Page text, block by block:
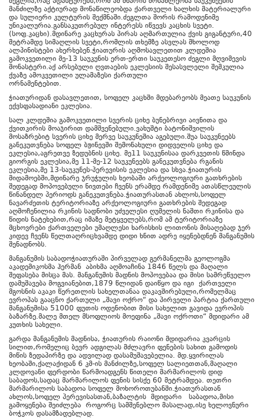
მანძილზე აქტიურად მონაწილეობდა ქართველი ხალხის მატერიალური
და სულიერი კულტურის შექმნაში.ძეგლთა შორის რამოდენიმე
უნიკალურია.განსაკუთრებულ ინტერესს იწვევს კაცხის სვეტი.
(სოფ.კაცხი).მდინარე კაცხურას პირას აღმართულია ქვის გიგანტური,40
მეტრამდე სიმაღლის სვეტი,რომლის თხემზე ასვლას მხოლოდ
ალპინისტები ახერხებენ.ჭიათურის აღმოსავლეთით კლდეშია
გამოკვეთილი მე-13 საუკუნის ერთ-ერთი საუკეთესო ძეგლი მღვიმევის
მონასტერი.აქ არსებული ღვთაების ეკლესიის შესასვლელი შემკულია
ქვაზე ამოკვეთილი ულამაზესი ქართული
ორნამენტებით.
ჭიათურიდან დასავლეთით, სოფელ კაცხში მდებარეობს მეათე საუკუნის
ექვსფასადიანი ეკლესია.
სალ კლდეშია გამოკვეთილი სვერის ციხე ბუნებრივი აივნითა და
ქვითკირის მოაჯირით დამშვენებული.ვახუშტი ბატონიშვილის
მოსაზრებიტ სვერის ციხე მერვე საუკუნეშია აგებული.შუა საუკუნეებს
განეკუთვნება სოფელ ბჟინევში შემონახული დიდველის ციხე და
ეკლესია,აგრეთვე ზედუბნის ციხე. მე11 საუკუნისაა დარკვეთის წმინდა
გიორგის ეკლესია,მე 11-მე-12 საუკუნეებს განეკუთვნება რგანის
ეკლესია,მე 13-საუკუნეს-პერევისის ეკლესია და სხვა.ჭიათურის
მიდამოებში,მდინარე ჯრუჭულის ხეობაში არქეოლოგიური გათხრების
შედეგად მოპოვებული ნივთები ჩვენს ერამდე რამდენიმე ათასწლეულის
წინანდელ პერიოდს განეკუთვნება.ჭიათურასთან ახლოს,სოფელ
ნავარძეთის ტერიტორიაზე არქეოლოგიური გათხრების შედეგად
აღმოჩენილია რკინის სადნობი უძველესი ღუმელის ნაშთი რკინისა და
წიდის ნატეხებით,რაც იმაზე მეტყველებს,რომ ამ ტერიტორიაზე
მცხოვრები ქართველები უმაღლესი ხარისხის ლითონის მისაღებად ჯერ
კიდევ ჩვენს წელთაღრიცხვამდე დიდი ხნით ადრე იყენებდნენ მანგანუმის
შენადნობს.
მანგანუმის საბადოჭიათურაში პირველად გერმანელმა გეოლოგმა
აკადემიკოსმა ჰერმან აბიხმა აღმოაჩინა 1846 წელს და მაღალი
შეფასება მისცა მას. მანგანუმის მადნის მოპოვებაა და მისი სამრეწველო
დამუშავება მოგვიანებით,1879 წლიდან დაიწყო და იგი ქართველი
მგოსნის აკაკი წერეთლის სახელთანაა დაკავშირებული,რომელმაც
ევროპას გააცნო ქართული „შავი ოქრო“ და პირველი პარტია ქართული
მანგანუმისა 51000 ფუთის ოდენობით მისი სახელით გავიდა ევროპის
ბაზარზე.მალე მთელ მსოფლიოს მოეფინა „შავი ოქროთი“ მდიდარი ამ
კუთხის სახელი.
გარდა მანგანუმის მადნისა, ჭიათურის რაიონი მდიდარია კვარცის
სილით,რომელიც ბევრ ადგილას მძლავრი ფენების სახით გამოდის
მიწის ზედაპირზე და ადვილად დასამუშავებელია. მდ.ყვირილას
ხეობაში,ქალაქიდან 6 კმ-ის მანძილზე,სოფელ სალიეთთან,მაღალი
კლდოვანი ფერდობი წარმოადგენს წითელი მარმარილოს დიდ
საბადოს,სადაც მარმარილოს ფენის სისქე 60 მეტრამდეა. თეთრი
მარმარილოს საბადოა სოფელ მოხოროთუბანში.ჭიათურასთან
ახლოს,სოფელ პერევისასთან,ბაზალტის მდიდარი საბადოა,მისი
გამოყენება შეიძლება როგორც სამშენებლო მასალად,ისე ხელოვნური
ბოჭკოს დასამზადებლად.